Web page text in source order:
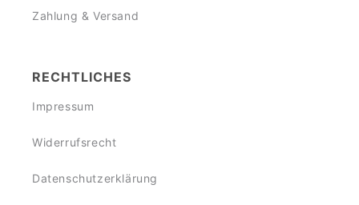
Zahlung & Versand
RECHTLICHES
Impressum
Widerrufsrecht
Datenschutzerklärung